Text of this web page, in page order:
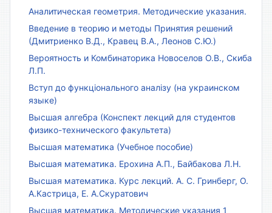
Аналитическая геометрия. Методические указания.
Введение в теорию и методы Принятия решений
(Дмитриенко В.Д., Кравец В.А., Леонов С.Ю.)
Вероятность и Комбинаторика Новоселов О.В., Скиба
Л.П.
Вступ до функціонального аналізу (на украинском
языке)
Высшая алгебра (Конспект лекций для студентов
физико-технического факультета)
Высшая математика (Учебное пособие)
Высшая математика. Ерохина А.П., Байбакова Л.Н.
Высшая математика. Курс лекций. А. С. Гринберг, О.
А.Кастрица, Е. А.Скуратович
Высшая математика. Методические указания 1